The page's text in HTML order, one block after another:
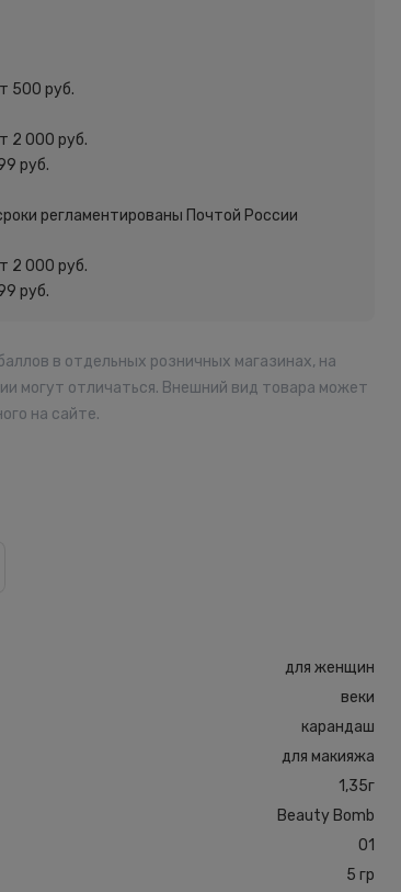
500 руб.
2 000 руб.
руб.
регламентированы Почтой России
2 000 руб.
руб.
в отдельных розничных магазинах, на
могут отличаться. Внешний вид товара может
на сайте.
для женщин
веки
карандаш
для макияжа
1,35г
Beauty Bomb
01
5 гр